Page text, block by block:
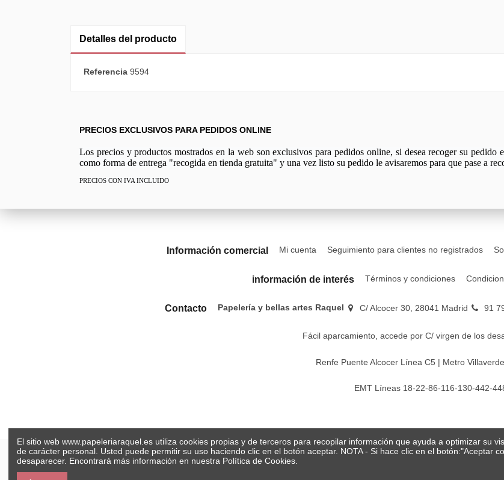
Detalles del producto
Referencia 9594
PRECIOS EXCLUSIVOS PARA PEDIDOS ONLINE
Los precios y productos mostrados en la web son exclusivos para pedidos online, si desea recoger su pedido
como forma de entrega "recogida en tienda gratuita" y una vez listo su pedido le avisaremos para que pase a
PRECIOS CON IVA INCLUIDO
Información comercial Mi cuenta Seguimiento para clientes no registrados
información de interés Términos y condiciones
Contacto Papelería y bellas artes Raquel C/ Alcocer 30, 28041 Madrid 91
Fácil aparcamiento, accede por C/ virgen de los
Renfe Puente Alcocer Línea C5 | Metro
EMT Líneas 18-22-86-116-130-442-
El sitio web www.papeleriaraquel.es utiliza cookies propias y de terceros para recopilar información que ayuda a optimizar su
de carácter personal. Usted puede permitir su uso haciendo clic en el botón aceptar. NOTA - Si hace clic en el botón:"Aceptar
desaparecer. Encontrará más información en nuestra Política de Cookies.